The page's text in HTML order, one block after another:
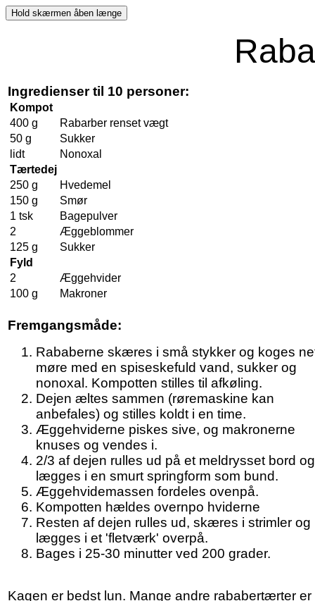
Ingredienser til 10 personer:
Kompot
400 g
Rabarber renset vægt
50 g
Sukker
lidt
Nonoxal
Tærtedej
250 g
Hvedemel
150 g
Smør
1 tsk
Bagepulver
2
Æggeblommer
125 g
Sukker
Fyld
2
Æggehvider
100 g
Makroner
Fremgangsmåde:
Rababerne skæres i små stykker og koges
møre med en spiseskefuld vand, sukker og
nonoxal. Kompotten stilles til afkøling.
Dejen æltes sammen (røremaskine kan
anbefales) og stilles koldt i en time.
Æggehviderne piskes sive, og makronerne
knuses og vendes i.
2/3 af dejen rulles ud på et meldrysset bord og
lægges i en smurt springform som bund.
Æggehvidemassen fordeles ovenpå.
Kompotten hældes overnpo hviderne
Resten af dejen rulles ud, skæres i strimler og
lægges i et 'fletværk' overpå.
Bages i 25-30 minutter ved 200 grader.
Kagen er bedst lun. Mange andre rababertærter er